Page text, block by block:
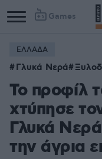
Games
ΕΛΛΑΔΑ
Γλυκά Νερά
Το προφίλ
χτύπησε
Γλυκά Νερά
την άγρια